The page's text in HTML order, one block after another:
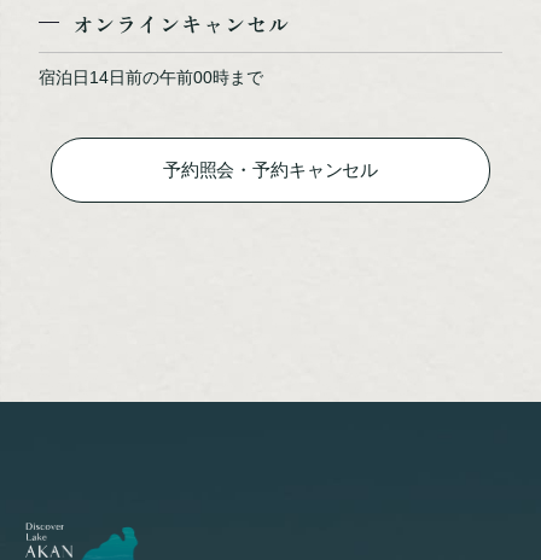
オンラインキャンセル
宿泊日14日前の午前00時まで
予約照会・予約キャンセル